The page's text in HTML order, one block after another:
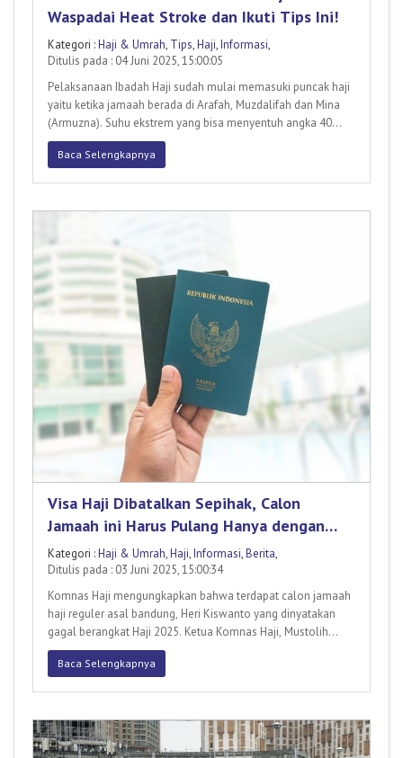
Waspadai Heat Stroke dan Ikuti Tips Ini!
Kategori :Haji & Umrah, Tips,Haji,Informasi,
Ditulis pada : 04 Juni 2025, 15:00:05
Pelaksanaan Ibadah Haji sudah mulai memasuki puncak haji
yaitu ketika jamaah berada di Arafah, Muzdalifah dan Mina
(Armuzna). Suhu ekstrem yang bisa menyentuh angka 40
derajat
Baca Selengkapnya
Visa Haji Dibatalkan Sepihak, Calon
Jamaah ini Harus Pulang Hanya dengan
Ihram
Kategori :Haji & Umrah,Haji,Informasi,Berita,
Ditulis pada : 03 Juni 2025, 15:00:34
Komnas Haji mengungkapkan bahwa terdapat calon jamaah
haji reguler asal bandung, Heri Kiswanto yang dinyatakan
gagal berangkat Haji 2025. Ketua Komnas Haji, Mustolih
Siradj me
Baca Selengkapnya